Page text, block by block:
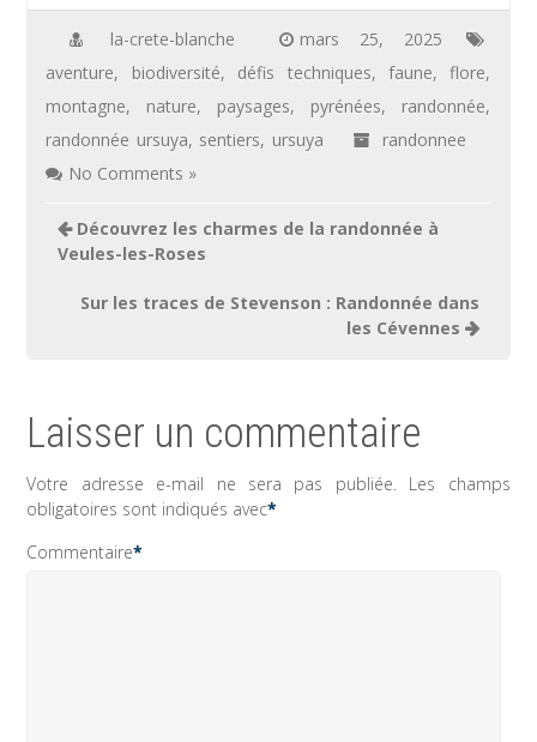
la-crete-blanche
mars 25, 2025
aventure, biodiversité, défis techniques,faune,flore,
montagne, nature, paysages, pyrénées, randonnée,
randonnée ursuya, sentiers, ursuya
randonnee
No Comments »
Navigation
de
Découvrez les charmes de la randonnée à
Veules-les-Roses
Sur les traces de Stevenson : Randonnée dans
les Cévennes
Laisser un commentaire
Votre adresse e-mail ne sera pas publiée. Les champs
obligatoires sont indiqués avec*
Commentaire*